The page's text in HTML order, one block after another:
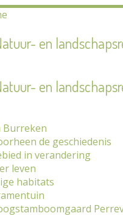
en
en
Burreken
de geschiedenis
in verandering
leven
habitats